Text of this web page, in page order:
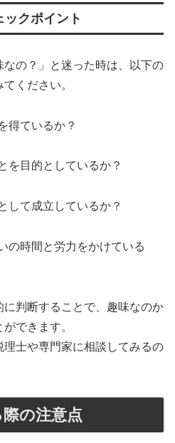
クポイント
なの？」と迷った時は、以下の
ください。
得ているか？
を目的としているか？
して成立しているか？
の時間と労力をかけている
判断することで、趣味なのか
できます。
理士や専門家に相談してみるの
の注意点